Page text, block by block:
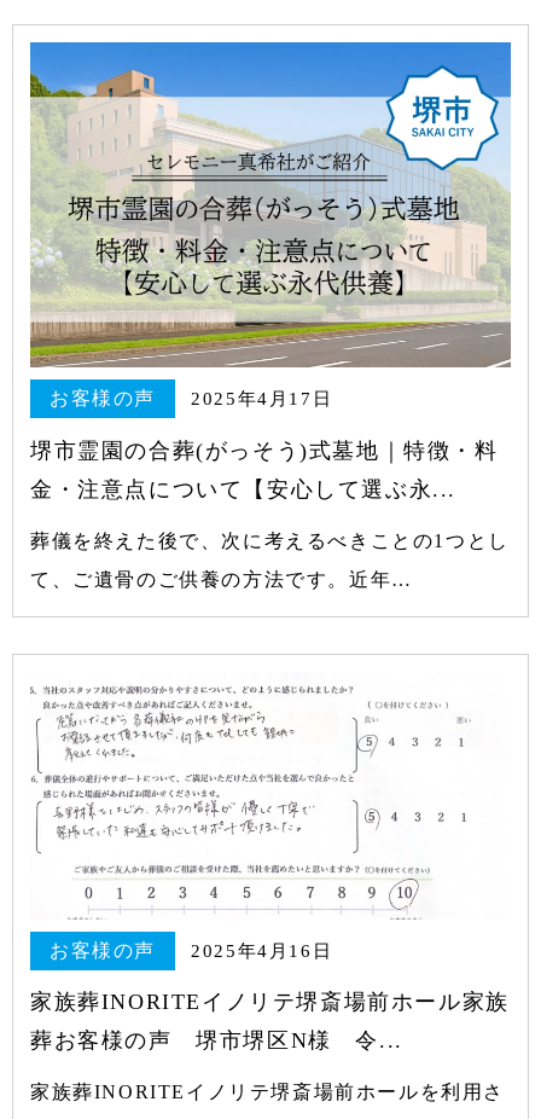
お客様の声 2025年4月17日
堺市霊園の合葬(がっそう)式墓地｜特徴・料
金・注意点について【安心して選ぶ永...
葬儀を終えた後で、次に考えるべきことの1つとし
て、ご遺骨のご供養の方法です。近年…
お客様の声 2025年4月16日
家族葬INORITEイノリテ堺斎場前ホール家族
葬お客様の声 堺市堺区N様 令...
家族葬INORITEイノリテ堺斎場前ホールを利用さ